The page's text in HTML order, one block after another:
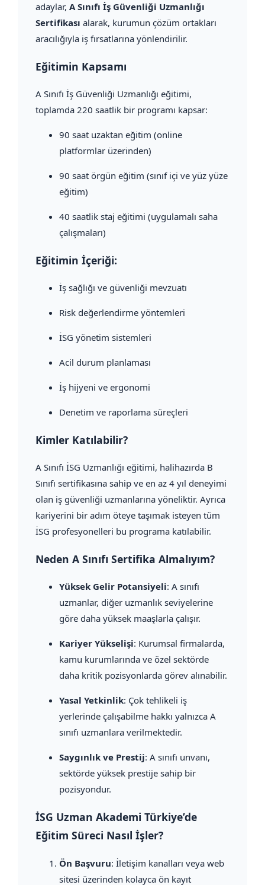
adaylar, A Sınıfı İş Güvenliği Uzmanlığı
Sertifikası alarak, kurumun çözüm ortakları
aracılığıyla iş fırsatlarına yönlendirilir.
Eğitimin Kapsamı
A Sınıfı İş Güvenliği Uzmanlığı eğitimi,
toplamda 220 saatlik bir programı kapsar:
90 saat uzaktan eğitim (online
platformlar üzerinden)
90 saat örgün eğitim (sınıf içi ve yüz yüze
eğitim)
40 saatlik staj eğitimi (uygulamalı saha
çalışmaları)
Eğitimin İçeriği:
İş sağlığı ve güvenliği mevzuatı
Risk değerlendirme yöntemleri
İSG yönetim sistemleri
Acil durum planlaması
İş hijyeni ve ergonomi
Denetim ve raporlama süreçleri
Kimler Katılabilir?
A Sınıfı İSG Uzmanlığı eğitimi, halihazırda B
Sınıfı sertifikasına sahip ve en az 4 yıl deneyimi
olan iş güvenliği uzmanlarına yöneliktir. Ayrıca
kariyerini bir adım öteye taşımak isteyen tüm
İSG profesyonelleri bu programa katılabilir.
Neden A Sınıfı Sertifika Almalıyım?
Yüksek Gelir Potansiyeli: A sınıfı
uzmanlar, diğer uzmanlık seviyelerine
göre daha yüksek maaşlarla çalışır.
Kariyer Yükselişi: Kurumsal firmalarda,
kamu kurumlarında ve özel sektörde
daha kritik pozisyonlarda görev alınabilir.
Yasal Yetkinlik: Çok tehlikeli iş
yerlerinde çalışabilme hakkı yalnızca A
sınıfı uzmanlara verilmektedir.
Saygınlık ve Prestij: A sınıfı unvanı,
sektörde yüksek prestije sahip bir
pozisyondur.
İSG Uzman Akademi Türkiye’de
Eğitim Süreci Nasıl İşler?
Ön Başvuru: İletişim kanalları veya web
sitesi üzerinden kolayca ön kayıt